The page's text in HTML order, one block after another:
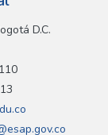
D.C.